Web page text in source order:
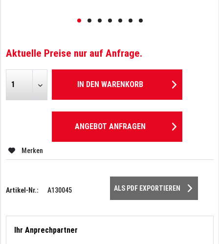
Aktuelle Preise nur auf Anfrage.
IN DEN WARENKORB
ANGEBOT ANFRAGEN
Merken
Artikel-Nr.: A130045 ALS PDF EXPORTIEREN
Ihr Anprechpartner